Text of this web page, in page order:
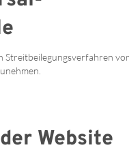
Streitbeilegungsverfahren vor
Website